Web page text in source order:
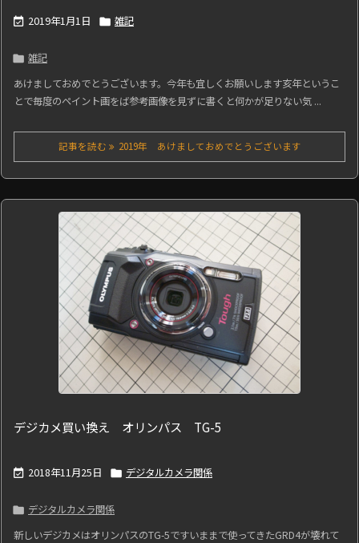
 2019年1月1日  雑記
 雑記
あけましておめでとうございます。今年も宜しくお願いします亥年というこ
とで毎度のペイント画をば参考画像を見ずに書くと何かが足りない気 ...
記事を読む 2019年 あけましておめでとうございます
デジカメ買い換え オリンパス TG-5
 2018年11月25日  デジタルカメラ関係
 デジタルカメラ関係
新しいデジカメはオリンパスのTG-5ですいままで使ってきたGRD4が壊れて